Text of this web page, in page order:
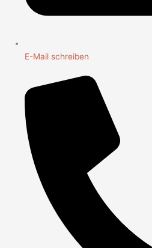
E-Mail schreiben